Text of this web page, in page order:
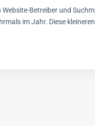
Website-Betreiber und
im Jahr. Diese